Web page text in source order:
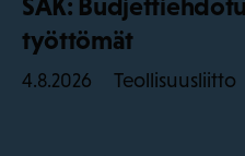
SAK:
työttömät
4.8.2026 Teollisuusliitto